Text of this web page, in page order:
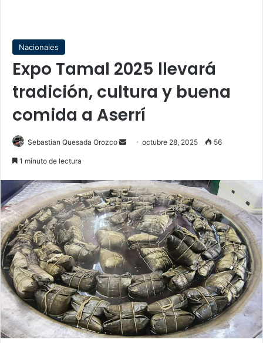
Nacionales
Expo Tamal 2025 llevará
tradición, cultura y buena
comida a Aserrí
Sebastian Quesada Orozco
Sendoctubre 28, 2025 56
1 minuto de lectura